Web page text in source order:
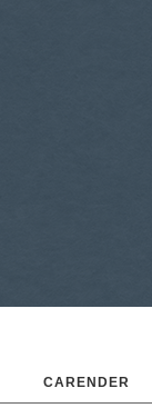
CARENDER